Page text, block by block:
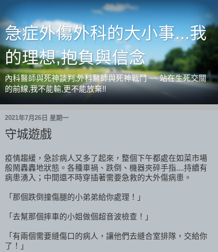
急症外傷外科的大小事...我
的理想,抱負與信念
內科醫師與死神談判,外科醫師與死神戰鬥 ~~ 站在生死交關
的前線,我不能輸,更不能放棄!!
2021年7月26日 星期一
守城遊戲
疫情趨緩，急診病人又多了起來，整個下午都處在如菜市場
般鬧轟轟地狀態。各種車禍、跌倒、機器夾碎手指....持續有
病患湧入；中間還不時穿插著需要急救的大外傷病患。
「那個跌倒撞傷腿的小弟弟給你處理！」
「去幫那個摔車的小姐做個超音波檢查！」
「有兩個需要縫傷口的病人，讓他們去縫合室排隊，交給你
了！」